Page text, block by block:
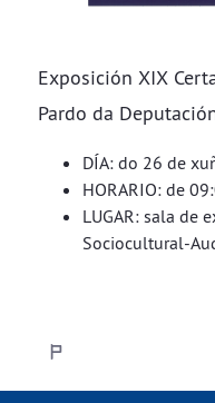
Exposición XIX
Pardo da
DÍA: do 26 de
HORARIO: de
LUGAR: sala de
Sociocultural-